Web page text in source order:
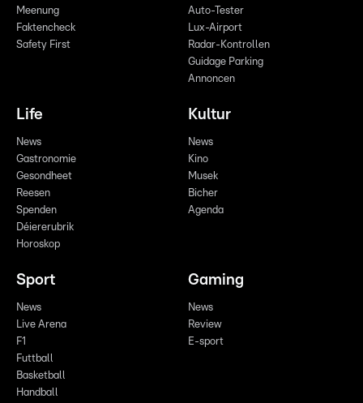
Meenung
Faktencheck
Safety First
Auto-Tester
Lux-Airport
Radar-Kontrollen
Guidage Parking
Annoncen
Life
News
Gastronomie
Gesondheet
Reesen
Spenden
Déiererubrik
Horoskop
Kultur
News
Kino
Musek
Bicher
Agenda
Sport
News
Live Arena
F1
Futtball
Basketball
Handball
Gaming
News
Review
E-sport